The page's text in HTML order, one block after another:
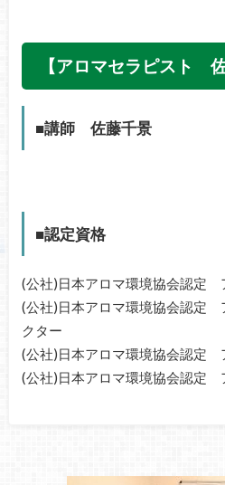
【アロマセラピスト 佐
■講師 佐藤千景
■認定資格
(公社)日本アロマ環境協会認定
(公社)日本アロマ環境協会認定
クター
(公社)日本アロマ環境協会認定
(公社)日本アロマ環境協会認定